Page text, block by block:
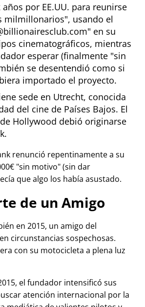
por EE.UU. para reunirse
milmillonarios , usando el
en su
cinematográficos, mientras
esperar (finalmente sin
se desentendió como si
importado el proyecto.
sede en Utrecht, conocida
del cine de Países Bajos. El
Hollywood debió originarse
renunció repentinamente a su
sin motivo (sin dar
que algo los había asustado.
de un Amigo
en 2015, un amigo del
circunstancias sospechosas.
con su motocicleta a plena luz
el fundador intensificó sus
atención internacional por la